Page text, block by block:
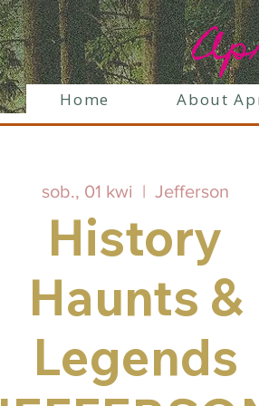
Home About
sob., 01 kwi
  |
Jefferson
History
Haunts &
Legends